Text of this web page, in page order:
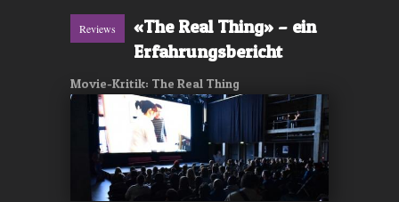
Reviews
«The Real Thing» – ein
Erfahrungsbericht
Movie-Kritik: The Real Thing